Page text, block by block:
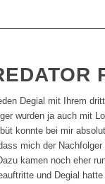
Degial mit Ihrem
wurden ja auch mit
konnte bei mir
mich der Nachfolger
kamen noch eher
und Degial